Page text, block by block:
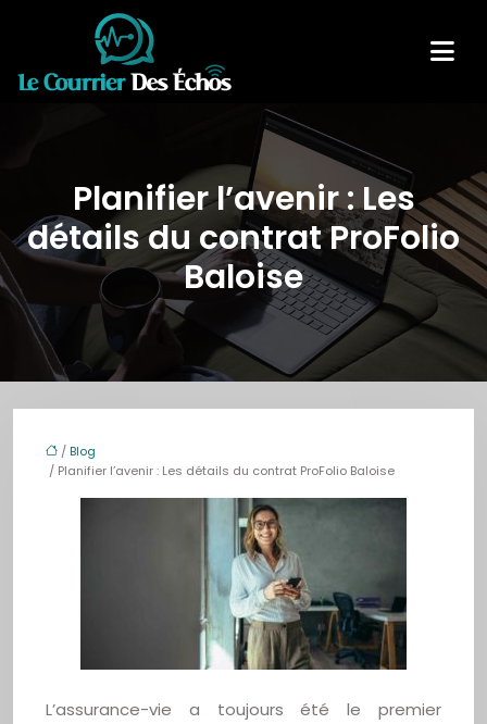
Planifier l’avenir : Les
détails du contrat ProFolio
Baloise
/ Blog
/ Planifier l’avenir : Les détails du contrat ProFolio Baloise
L’assurance-vie a toujours été le premier